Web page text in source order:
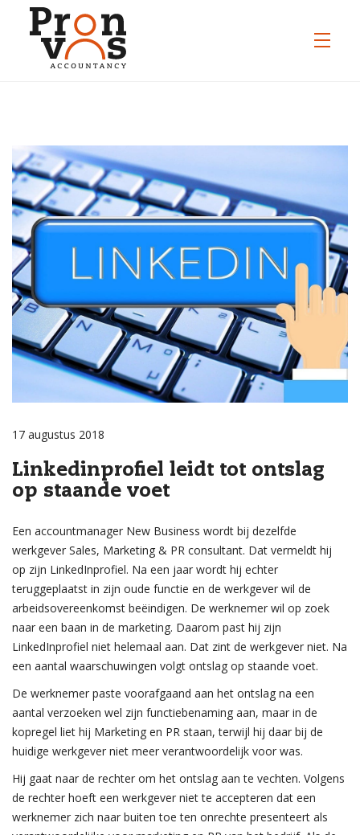
17 augustus 2018
Linkedinprofiel leidt tot ontslag
op staande voet
Een accountmanager New Business wordt bij dezelfde
werkgever Sales, Marketing & PR consultant. Dat vermeldt hij
op zijn LinkedInprofiel. Na een jaar wordt hij echter
teruggeplaatst in zijn oude functie en de werkgever wil de
arbeidsovereenkomst beëindigen. De werknemer wil op zoek
naar een baan in de marketing. Daarom past hij zijn
LinkedInprofiel niet helemaal aan. Dat zint de werkgever niet. Na
een aantal waarschuwingen volgt ontslag op staande voet.
De werknemer paste voorafgaand aan het ontslag na een
aantal verzoeken wel zijn functiebenaming aan, maar in de
kopregel liet hij Marketing en PR staan, terwijl hij daar bij de
huidige werkgever niet meer verantwoordelijk voor was.
Hij gaat naar de rechter om het ontslag aan te vechten. Volgens
de rechter hoeft een werkgever niet te accepteren dat een
werknemer zich naar buiten toe ten onrechte presenteert als